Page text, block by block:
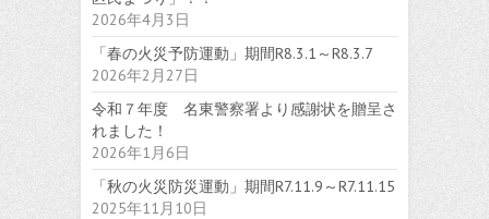
2026年4月3日
「春の火災予防運動」期間R8.3.1～R8.3.7
2026年2月27日
令和７年度 名東警察署より感謝状を贈呈さ
れました！
2026年1月6日
「秋の火災防災運動」期間R7.11.9～R7.11.15
2025年11月10日